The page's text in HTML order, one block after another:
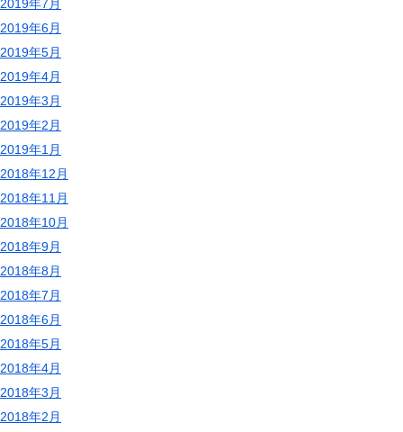
2019年7月
2019年6月
2019年5月
2019年4月
2019年3月
2019年2月
2019年1月
2018年12月
2018年11月
2018年10月
2018年9月
2018年8月
2018年7月
2018年6月
2018年5月
2018年4月
2018年3月
2018年2月